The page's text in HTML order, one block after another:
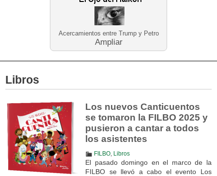
Acercamientos entre Trump y Petro
Ampliar
Educación Neira
Libros
Los nuevos Canticuentos
se tomaron la FILBO 2025 y
pusieron a cantar a todos
los asistentes
FILBO, Libros
El pasado domingo en el marco de la
FILBO se llevó a cabo el evento Los